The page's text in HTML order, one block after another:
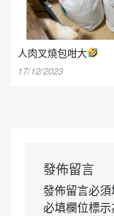
人肉叉燒包咁大
17/12/2023
發佈留言
發佈留言必
必填欄位標示